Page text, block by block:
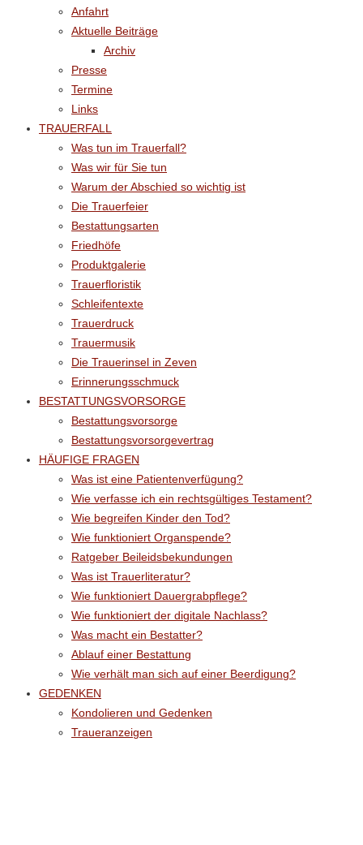
Anfahrt
Aktuelle Beiträge
Archiv
Presse
Termine
Links
TRAUERFALL
Was tun im Trauerfall?
Was wir für Sie tun
Warum der Abschied so wichtig ist
Die Trauerfeier
Bestattungsarten
Friedhöfe
Produktgalerie
Trauerfloristik
Schleifentexte
Trauerdruck
Trauermusik
Die Trauerinsel in Zeven
Erinnerungsschmuck
BESTATTUNGSVORSORGE
Bestattungsvorsorge
Bestattungsvorsorgevertrag
HÄUFIGE FRAGEN
Was ist eine Patientenverfügung?
Wie verfasse ich ein rechtsgültiges Testament?
Wie begreifen Kinder den Tod?
Wie funktioniert Organspende?
Ratgeber Beileidsbekundungen
Was ist Trauerliteratur?
Wie funktioniert Dauergrabpflege?
Wie funktioniert der digitale Nachlass?
Was macht ein Bestatter?
Ablauf einer Bestattung
Wie verhält man sich auf einer Beerdigung?
GEDENKEN
Kondolieren und Gedenken
Traueranzeigen